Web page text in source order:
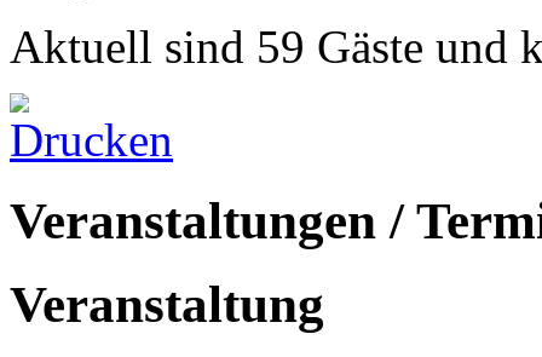
Aktuell sind 59 Gäste und
Veranstaltungen /
Veranstaltung